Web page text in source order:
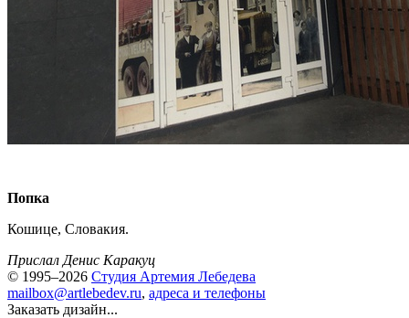
Попка
Кошице, Словакия.
Прислал Денис Каракуц
© 1995–2026 Студия Артемия Лебедева
mailbox@artlebedev.ru, адреса и телефоны
Заказать дизайн...